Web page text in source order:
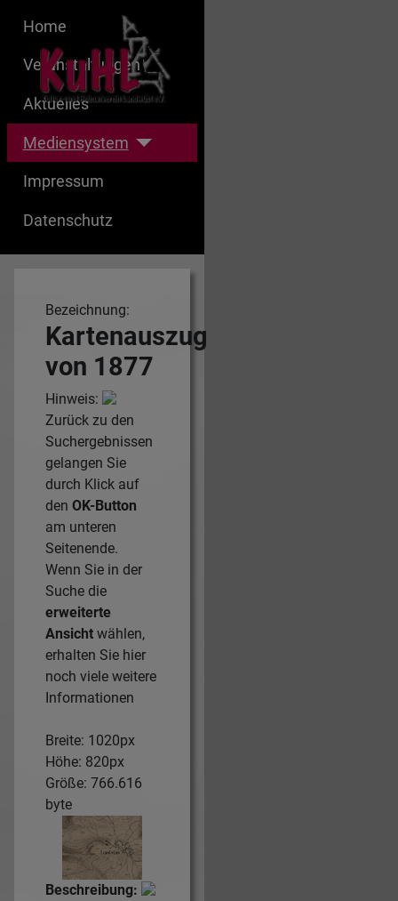
Home
Veranstaltungen
Aktuelles
Mediensystem
Impressum
Datenschutz
Bezeichnung:
Kartenauszug
von 1877
Hinweis:
Zurück zu den
Suchergebnissen
gelangen Sie
durch Klick auf
den OK-Button
am unteren
Seitenende.
Wenn Sie in der
Suche die
erweiterte
Ansicht wählen,
erhalten Sie hier
noch viele weitere
Informationen
Breite: 1020px
Höhe: 820px
Größe: 766.616
byte
Beschreibung: